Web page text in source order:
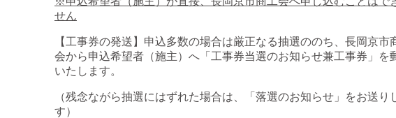
せん
【工事券の発送】申込多数の場合は厳正なる抽選ののち、長岡京市
会から申込希望者（施主）へ「工事券当選のお知らせ兼工事券」を
いたします。
（残念ながら抽選にはずれた場合は、「落選のお知らせ」をお送り
す）